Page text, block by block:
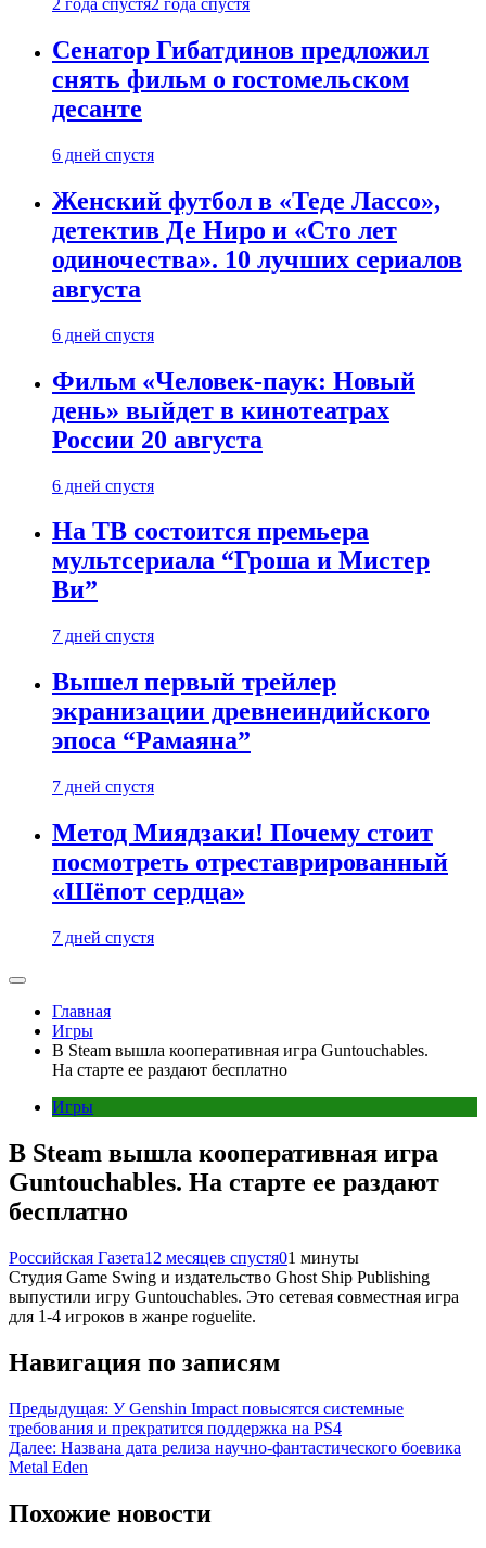
2 года спустя2 года спустя
Сенатор Гибатдинов предложил
снять фильм о гостомельском
десанте
6 дней спустя
Женский футбол в «Теде Лассо»,
детектив Де Ниро и «Сто лет
одиночества». 10 лучших сериалов
августа
6 дней спустя
Фильм «Человек-паук: Новый
день» выйдет в кинотеатрах
России 20 августа
6 дней спустя
На ТВ состоится премьера
мультсериала “Гроша и Мистер
Ви”
7 дней спустя
Вышел первый трейлер
экранизации древнеиндийского
эпоса “Рамаяна”
7 дней спустя
Метод Миядзаки! Почему стоит
посмотреть отреставрированный
«Шёпот сердца»
7 дней спустя
Главная
Игры
В Steam вышла кооперативная игра Guntouchables.
На старте ее раздают бесплатно
Игры
В Steam вышла кооперативная игра
Guntouchables. На старте ее раздают
бесплатно
Российская Газета12 месяцев спустя01 минуты
Студия Game Swing и издательство Ghost Ship Publishing
выпустили игру Guntouchables. Это сетевая совместная игра
для 1-4 игроков в жанре roguelite.
Навигация по записям
Предыдущая: У Genshin Impact повысятся системные
требования и прекратится поддержка на PS4
Далее: Названа дата релиза научно-фантастического боевика
Metal Eden
Похожие новости